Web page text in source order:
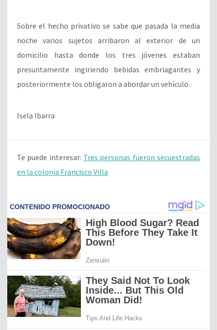
Sobre el hecho privativo se sabe que pasada la media
noche varios sujetos arribaron al exterior de un
domicilio hasta donde los tres jóvenes estaban
presuntamente ingiriendo bebidas embriagantes y
posteriormente los obligaron a abordar un vehículo.
Isela Ibarra
Te puede interesar: Tres personas fueron secuestradas
en la colonia Francisco Villa